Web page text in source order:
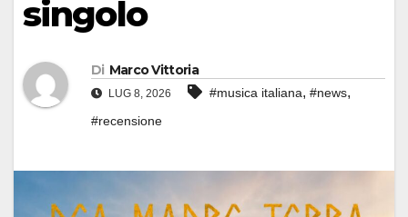
singolo
Di Marco Vittoria
LUG 8, 2026 #musica italiana, #news,
#recensione